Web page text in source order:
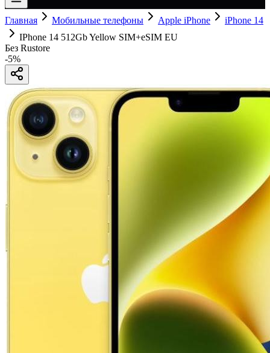
Главная Мобильные телефоны Apple iPhone
iPhone 14
IPhone 14 512Gb Yellow SIM+eSIM EU
Без Rustore
-5%